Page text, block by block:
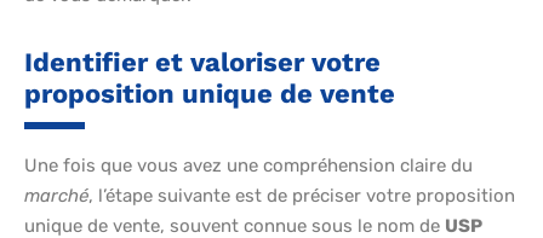
Identifier et valoriser votre
proposition unique de vente
Une fois que vous avez une compréhension claire du
marché, l’étape suivante est de préciser votre proposition
unique de vente, souvent connue sous le nom de USP